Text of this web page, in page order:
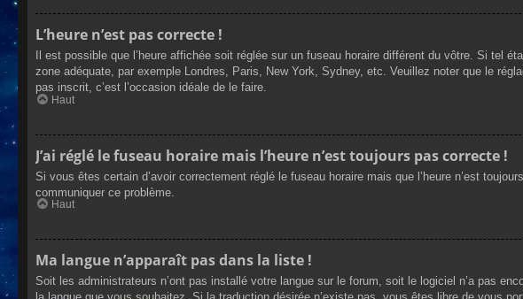
L’heure n’est pas correcte !
Il est possible que l’heure affichée soit réglée sur un fuseau horaire différent du vôtre. Si tel
zone adéquate, par exemple Londres, Paris, New York, Sydney, etc. Veuillez noter que le
pas inscrit, c’est l’occasion idéale de le faire.
Haut
J’ai réglé le fuseau horaire mais l’heure n’est toujours pas correcte !
Si vous êtes certain d’avoir correctement réglé le fuseau horaire mais que l’heure n’est
communiquer ce problème.
Haut
Ma langue n’apparaît pas dans la liste !
Soit les administrateurs n’ont pas installé votre langue sur le forum, soit le logiciel n’a pas